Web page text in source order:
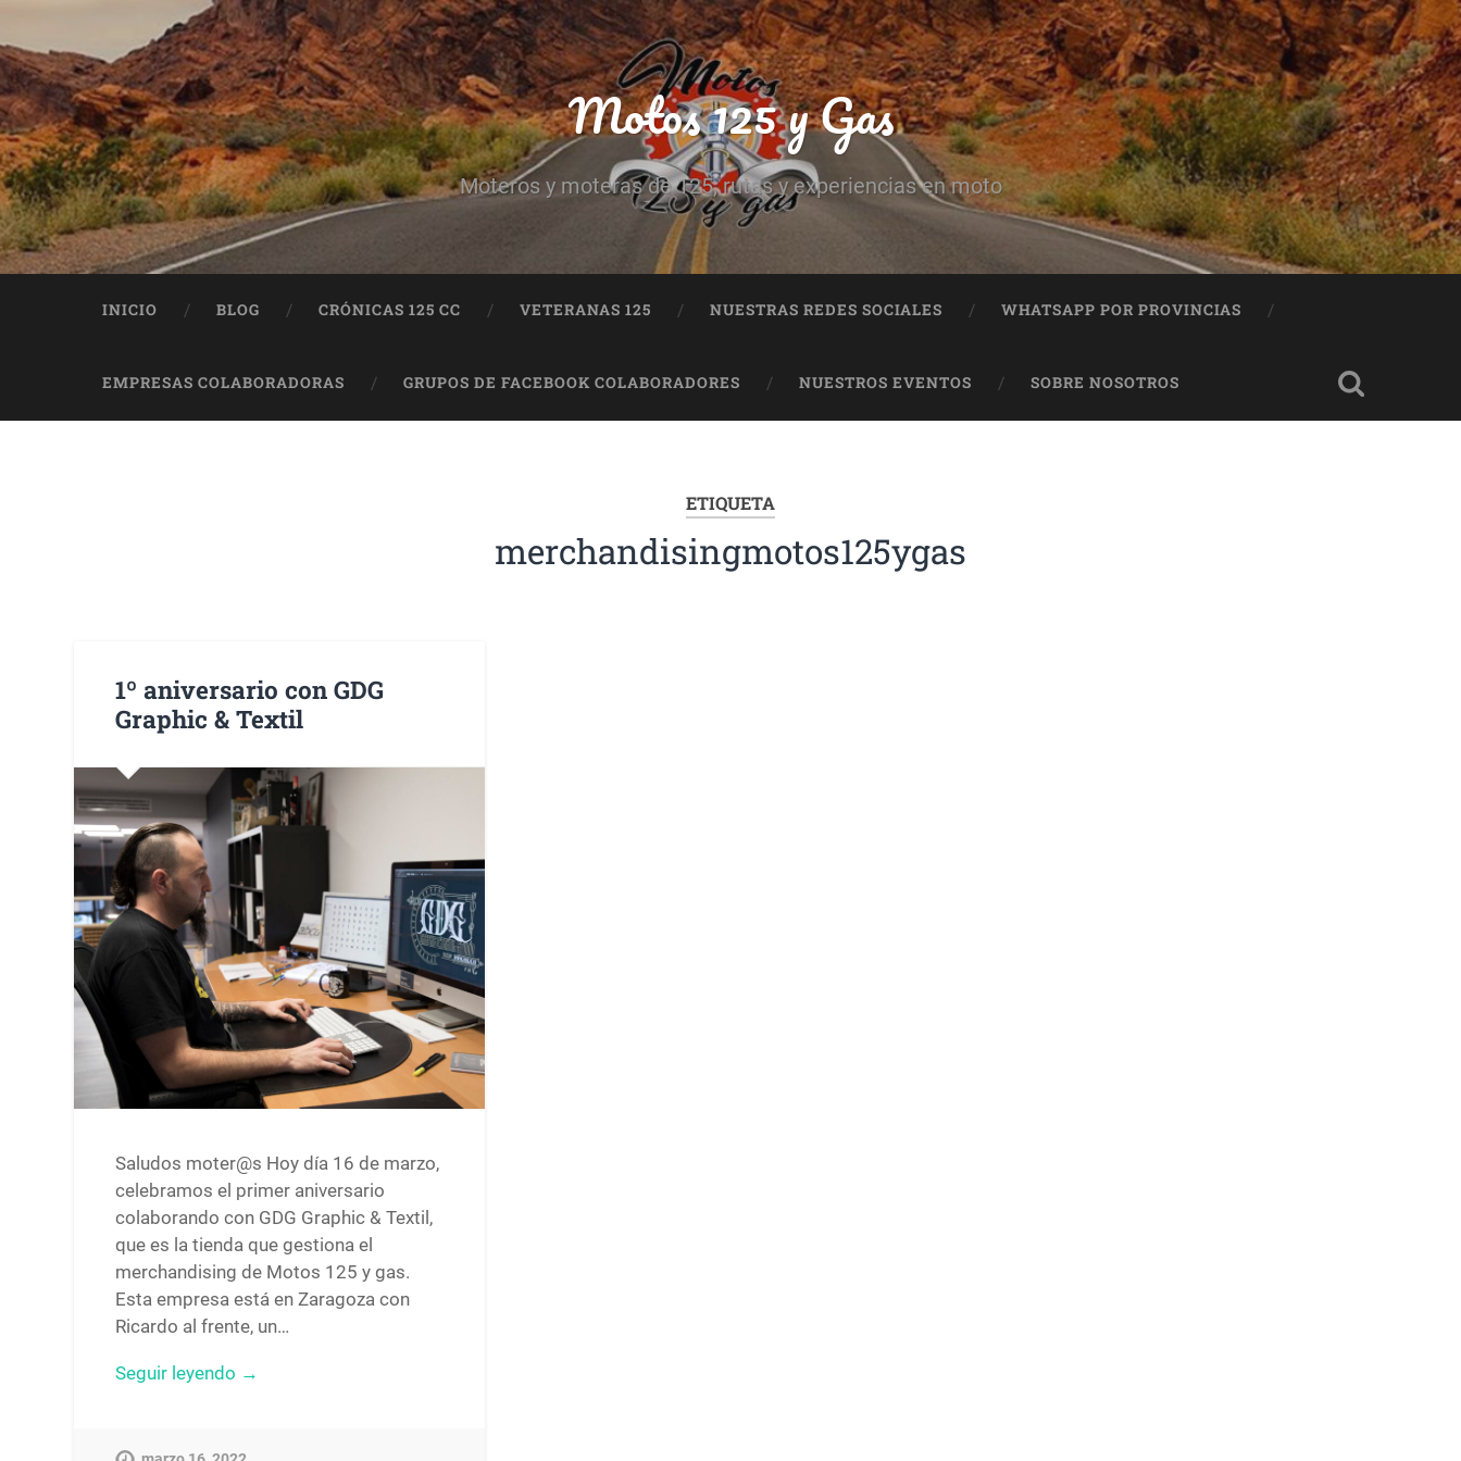
Motos 125 y Gas
Moteros y moteras de 125, rutas y experiencias en moto
INICIO BLOG CRÓNICAS 125 CC VETERANAS 125 NUESTRAS REDES SOCIALES WHATSAPP POR PROVINCIAS
EMPRESAS COLABORADORAS GRUPOS DE FACEBOOK COLABORADORES NUESTROS EVENTOS SOBRE NOSOTROS
ETIQUETA
merchandisingmotos125ygas
1º aniversario con GDG
Graphic & Textil
Saludos moter@s Hoy día 16 de marzo,
celebramos el primer aniversario
colaborando con GDG Graphic & Textil,
que es la tienda que gestiona el
merchandising de Motos 125 y gas.
Esta empresa está en Zaragoza con
Ricardo al frente, un…
Seguir leyendo →